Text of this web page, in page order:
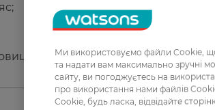
Ми використовуємо файли Cookie,
та надати вам максимально зручні
сайту, ви погоджуєтесь на
про використання нами файлів
Cookie, будь ласка, відвідайте